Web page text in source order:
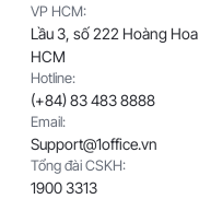
VP HCM:
Lầu 3, số 222 Hoàng
HCM
Hotline:
(+84) 83 483 8888
Email:
Support@1office.vn
Tổng đài CSKH:
1900 3313